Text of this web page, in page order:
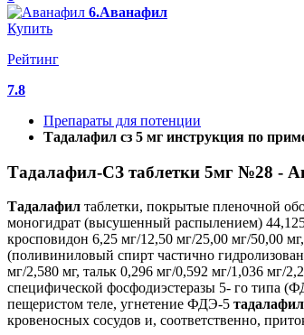
6.Аванафил
Купить
Рейтинг
7.8
Препараты для потенции
Тадалафил сз 5 мг инструкция по
Тадалафил-СЗ таблетки 5мг №28 -
Тадалафил таблетки, покрытые пленочной
моногидрат (высушенный распылением)
кросповидон 6,25 мг/12,50 мг/25,00 мг/50,00
(поливиниловый спирт частично
мг/2,580 мг, тальк 0,296 мг/0,592 мг/1,036 мг/
специфической фосфодиэстеразы 5- го типа
пещеристом теле, угнетение ФДЭ-5
кровеносных сосудов и, соответственно,